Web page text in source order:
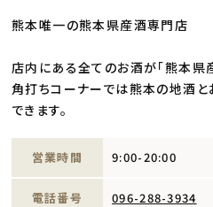
熊本唯一の熊本県産酒専門店
店内にある全てのお酒が「熊本県産
角打ちコーナーでは熊本の地酒
できます。
営業時間 9:00-20:00
電話番号 096-288-3934